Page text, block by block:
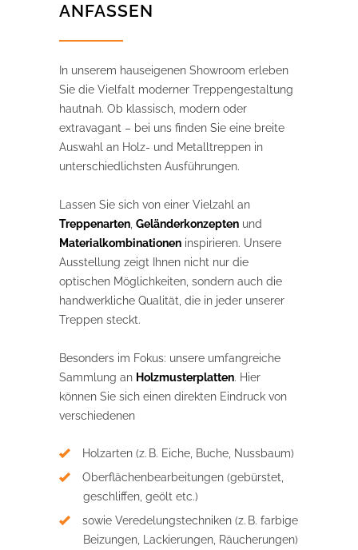
ANFASSEN
In unserem hauseigenen Showroom erleben
Sie die Vielfalt moderner Treppengestaltung
hautnah. Ob klassisch, modern oder
extravagant – bei uns finden Sie eine breite
Auswahl an Holz- und Metalltreppen in
unterschiedlichsten Ausführungen.
Lassen Sie sich von einer Vielzahl an
Treppenarten Geländerkonzepten und
Materialkombinationen inspirieren. Unsere
Ausstellung zeigt Ihnen nicht nur die
optischen Möglichkeiten, sondern auch die
handwerkliche Qualität, die in jeder unserer
Treppen steckt.
Besonders im Fokus: unsere umfangreiche
Sammlung an Holzmusterplatten. Hier
können Sie sich einen direkten Eindruck von
verschiedenen
Holzarten (z. B. Eiche, Buche, Nussbaum)
Oberflächenbearbeitungen (gebürstet,
geschliffen, geölt etc.)
sowie Veredelungstechniken (z. B. farbige
Beizungen, Lackierungen, Räucherungen)